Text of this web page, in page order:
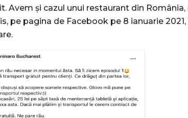
Avem și cazul unui restaurant din
pe pagina de Facebook pe 8 ianuarie